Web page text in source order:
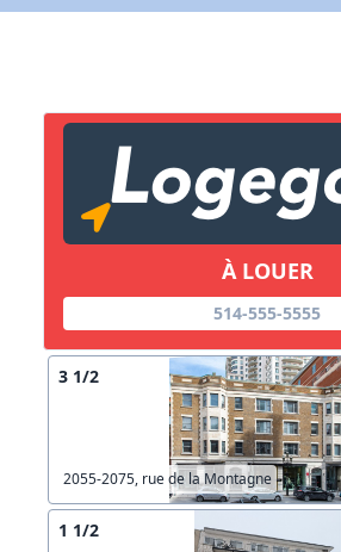
À LOUER
514-555-5555
3 1/2
2055-2075, rue de la Montagne
1 1/2
Copier lien
X Fermer